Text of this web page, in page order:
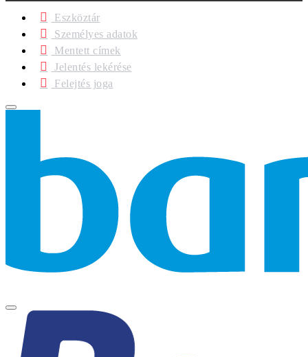
Eszköztár
Személyes adatok
Mentett címek
Jelentés lekérése
Felejtés joga